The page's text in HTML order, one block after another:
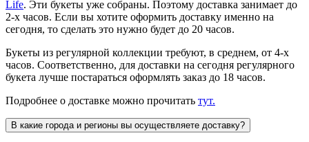
Life. Эти букеты уже собраны. Поэтому доставка занимает до
2-х часов. Если вы хотите оформить доставку именно на
сегодня, то сделать это нужно будет до 20 часов.
Букеты из регулярной коллекции требуют, в среднем, от 4-х
часов. Соответственно, для доставки на сегодня регулярного
букета лучше постараться оформлять заказ до 18 часов.
Подробнее о доставке можно прочитать тут.
В какие города и регионы вы осуществляете доставку?